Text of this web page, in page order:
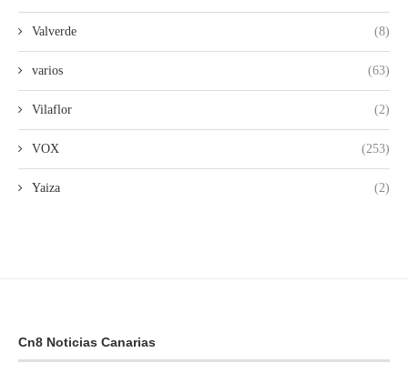
Valverde (8)
varios (63)
Vilaflor (2)
VOX (253)
Yaiza (2)
Cn8 Noticias Canarias